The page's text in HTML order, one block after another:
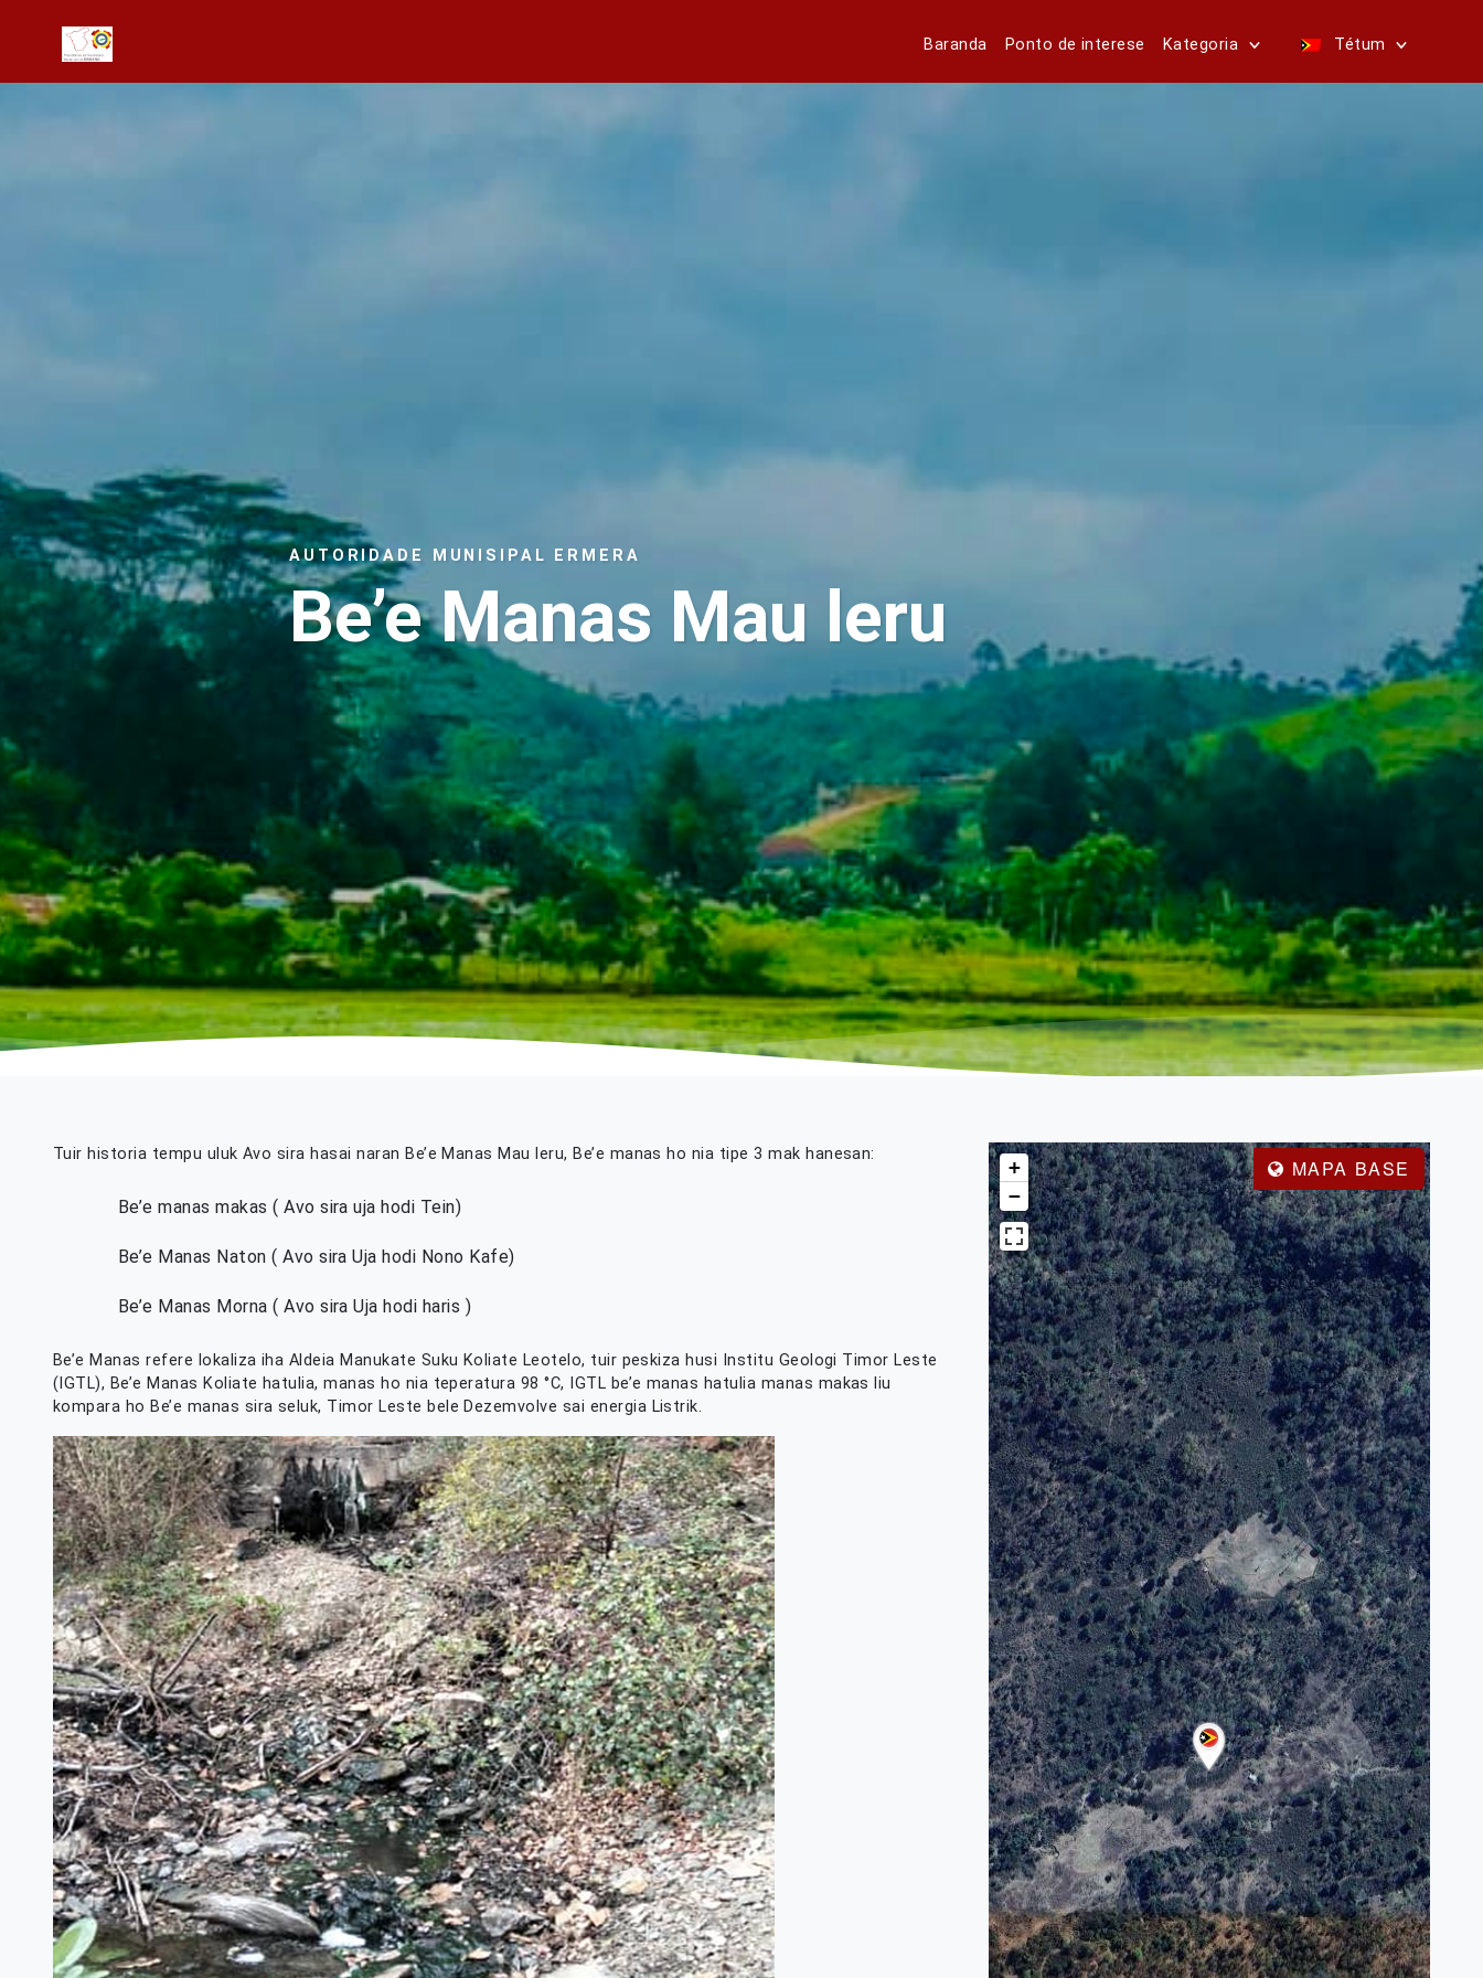
Baranda Ponto de interese Kategoria Tétum
AUTORIDADE MUNISIPAL ERMERA
Be’e Manas Mau leru
Tuir historia tempu uluk Avo sira hasai naran Be’e Manas Mau leru, Be’e manas ho nia tipe 3 mak hanesan:
Be’e manas makas ( Avo sira uja hodi Tein)
Be’e Manas Naton ( Avo sira Uja hodi Nono Kafe)
Be’e Manas Morna ( Avo sira Uja hodi haris )
Be’e Manas refere lokaliza iha Aldeia Manukate Suku Koliate Leotelo, tuir peskiza husi Institu Geologi Timor Leste
(IGTL), Be’e Manas Koliate hatulia, manas ho nia teperatura 98 °C, IGTL be’e manas hatulia manas makas liu
kompara ho Be’e manas sira seluk, Timor Leste bele Dezemvolve sai energia Listrik.
MAPA BASE
+
−